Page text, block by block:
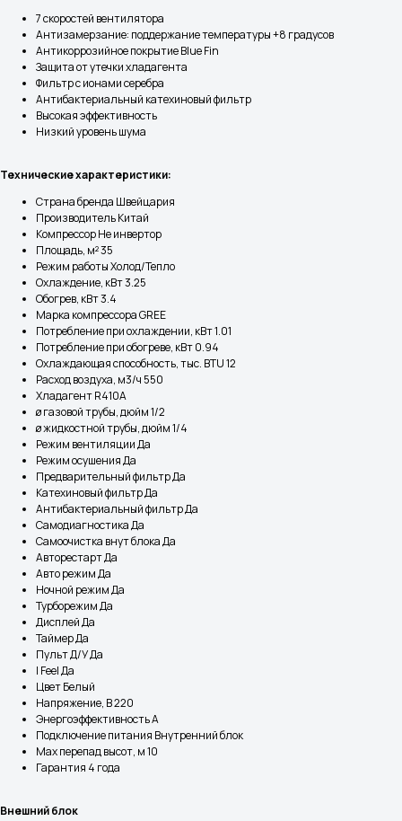
7 скоростей вентилятора
Антизамерзание: поддержание температуры +8 градусов
Антикоррозийное покрытие Blue Fin
Защита от утечки хладагента
Фильтр с ионами серебра
Антибактериальный катехиновый фильтр
Высокая эффективность
Низкий уровень шума
Технические характеристики:
Страна бренда Швейцария
Производитель Китай
Компрессор Не инвертор
Площадь, м² 35
Режим работы Холод/Тепло
Охлаждение, кВт 3.25
Обогрев, кВт 3.4
Марка компрессора GREE
Потребление при охлаждении, кВт 1.01
Потребление при обогреве, кВт 0.94
Охлаждающая способность, тыс. BTU 12
Расход воздуха, м3/ч 550
Хладагент R410A
ø газовой трубы, дюйм 1/2
ø жидкостной трубы, дюйм 1/4
Режим вентиляции Да
Режим осушения Да
Предварительный фильтр Да
Катехиновый фильтр Да
Антибактериальный фильтр Да
Самодиагностика Да
Самоочистка внут блока Да
Авторестарт Да
Авто режим Да
Ночной режим Да
Турборежим Да
Дисплей Да
Таймер Да
Пульт Д/У Да
I Feel Да
Цвет Белый
Напряжение, В 220
Энергоэффективность A
Подключение питания Внутренний блок
Max перепад высот, м 10
Гарантия 4 года
Внешний блок